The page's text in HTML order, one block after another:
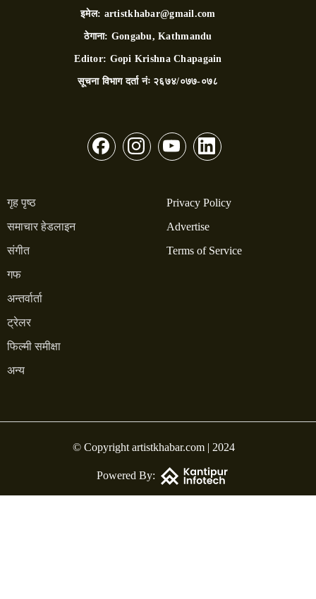
इमेल: artistkhabar@gmail.com
ठेगाना: Gongabu, Kathmandu
Editor: Gopi Krishna Chapagain
सूचना विभाग दर्ता नंः २६७४/०७७-०७८
गृह पृष्ठ
समाचार हेडलाइन
संगीत
गफ
अन्तर्वार्ता
ट्रेलर
फिल्मी समीक्षा
अन्य
Privacy Policy
Advertise
Terms of Service
© Copyright artistkhabar.com | 2024
Powered By: